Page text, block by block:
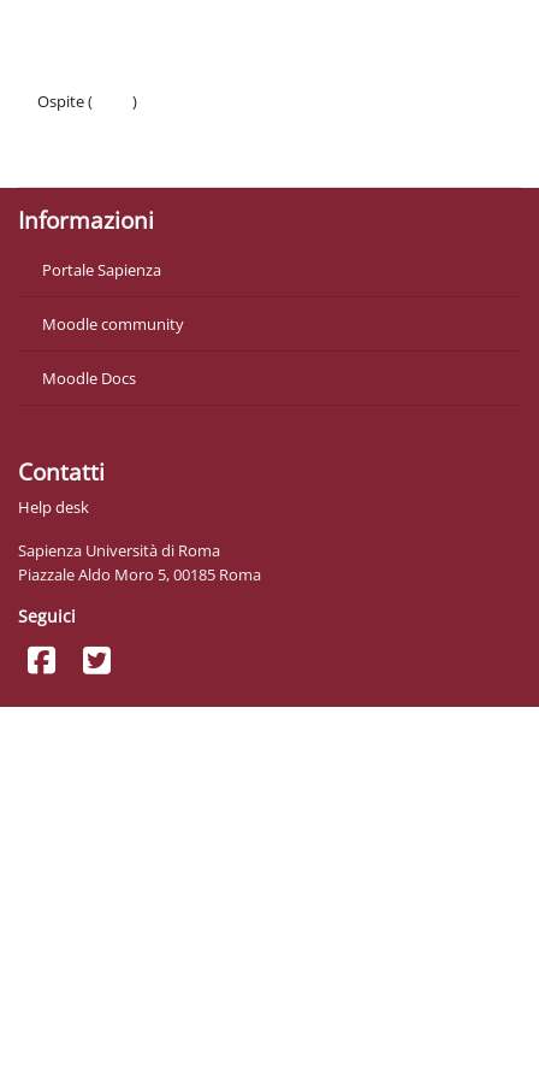
Ospite (
)
Informazioni
Portale Sapienza
Moodle community
Moodle Docs
Contatti
Help desk
Sapienza Università di Roma
Piazzale Aldo Moro 5, 00185 Roma
Seguici